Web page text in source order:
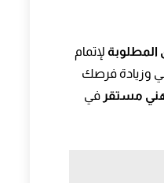
المطلوبة لإتمام
وزيادة فرصك
مستقر في